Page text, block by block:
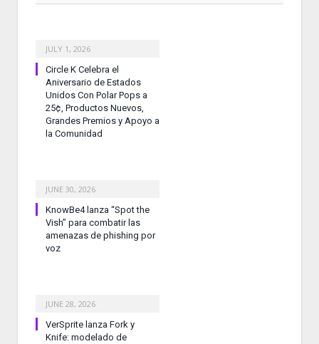
JULY 1, 2026
Circle K Celebra el
Aniversario de Estados
Unidos Con Polar Pops a
25¢, Productos Nuevos,
Grandes Premios y Apoyo a
la Comunidad
JUNE 30, 2026
KnowBe4 lanza “Spot the
Vish” para combatir las
amenazas de phishing por
voz
JUNE 28, 2026
VerSprite lanza Fork y
Knife: modelado de